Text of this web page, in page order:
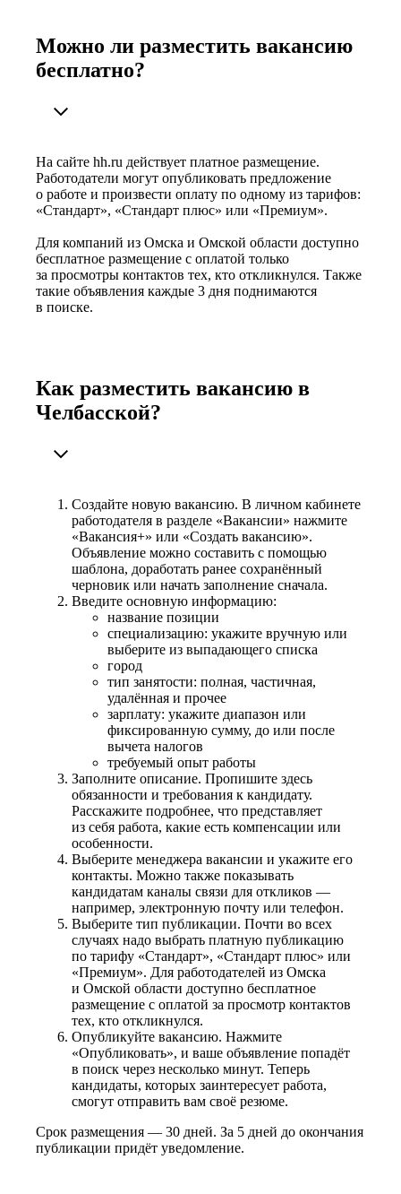
Можно ли разместить вакансию
бесплатно?
На сайте hh.ru действует платное размещение.
Работодатели могут опубликовать предложение
о работе и произвести оплату по одному из тарифов:
«Стандарт», «Стандарт плюс» или «Премиум».
Для компаний из Омска и Омской области доступно
бесплатное размещение с оплатой только
за просмотры контактов тех, кто откликнулся. Также
такие объявления каждые 3 дня поднимаются
в поиске.
Как разместить вакансию в
Челбасской?
Создайте новую вакансию. В личном кабинете
работодателя в разделе «Вакансии» нажмите
«Вакансия+» или «Создать вакансию».
Объявление можно составить с помощью
шаблона, доработать ранее сохранённый
черновик или начать заполнение сначала.
Введите основную информацию:
название позиции
специализацию: укажите вручную или
выберите из выпадающего списка
город
тип занятости: полная, частичная,
удалённая и прочее
зарплату: укажите диапазон или
фиксированную сумму, до или после
вычета налогов
требуемый опыт работы
Заполните описание. Пропишите здесь
обязанности и требования к кандидату.
Расскажите подробнее, что представляет
из себя работа, какие есть компенсации или
особенности.
Выберите менеджера вакансии и укажите его
контакты. Можно также показывать
кандидатам каналы связи для откликов —
например, электронную почту или телефон.
Выберите тип публикации. Почти во всех
случаях надо выбрать платную публикацию
по тарифу «Стандарт», «Стандарт плюс» или
«Премиум». Для работодателей из Омска
и Омской области доступно бесплатное
размещение с оплатой за просмотр контактов
тех, кто откликнулся.
Опубликуйте вакансию. Нажмите
«Опубликовать», и ваше объявление попадёт
в поиск через несколько минут. Теперь
кандидаты, которых заинтересует работа,
смогут отправить вам своё резюме.
Срок размещения — 30 дней. За 5 дней до окончания
публикации придёт уведомление.